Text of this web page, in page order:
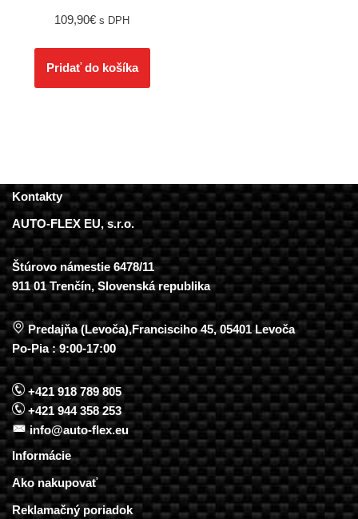
109,90€ s DPH
Pridať do košíka
Kontakty
AUTO-FLEX EU, s.r.o.
Štúrovo námestie 6478/11
911 01 Trenčín, Slovenská republika
Predajňa (Levoča),Francisciho 45, 05401 Levoča
Po-Pia : 9:00-17:00
+421 918 789 805
+421 944 358 253
info@auto-flex.eu
Informácie
Ako nakupovať
Reklamačný poriadok